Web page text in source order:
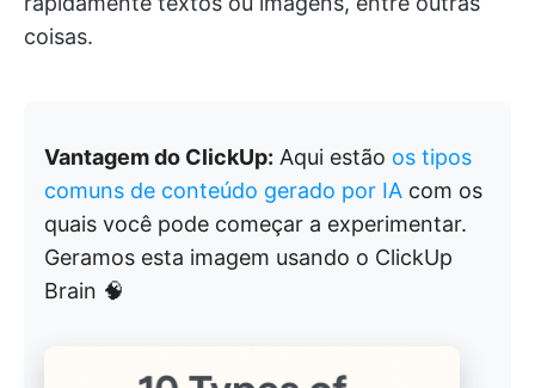
coisas.
Vantagem do ClickUp: Aqui estão os tipos
comuns de conteúdo gerado por IA com os
quais você pode começar a experimentar.
Geramos esta imagem usando o ClickUp
Brain 🧠